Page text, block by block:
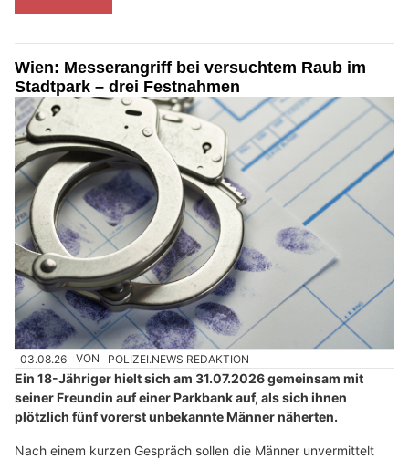
Wien: Messerangriff bei versuchtem Raub im
Stadtpark – drei Festnahmen
03.08.26 VON POLIZEI.NEWS REDAKTION
Ein 18-Jähriger hielt sich am 31.07.2026 gemeinsam mit
seiner Freundin auf einer Parkbank auf, als sich ihnen
plötzlich fünf vorerst unbekannte Männer näherten.
Nach einem kurzen Gespräch sollen die Männer unvermittelt